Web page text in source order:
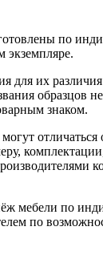
по
экземпляре.
для их
образцов
знаком.
мебели по
по